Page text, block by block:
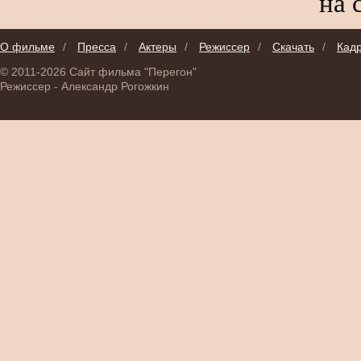
О фильме / Пресса / Актеры / Режиссер / Скачать /
© 2011-2026 Сайт фильма "Перегон"
Режиссер - Александр Рогожкин